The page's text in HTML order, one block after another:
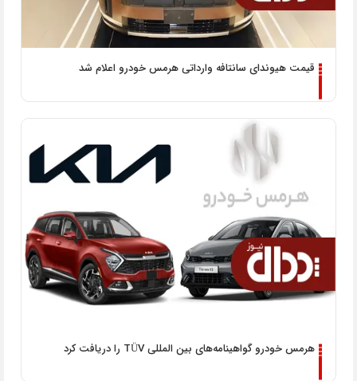
قیمت هیوندای سانتافه وارداتی هرمس خودرو اعلام شد
هرمس خودرو گواهینامه‌های بین المللی TÜV را دریافت کرد